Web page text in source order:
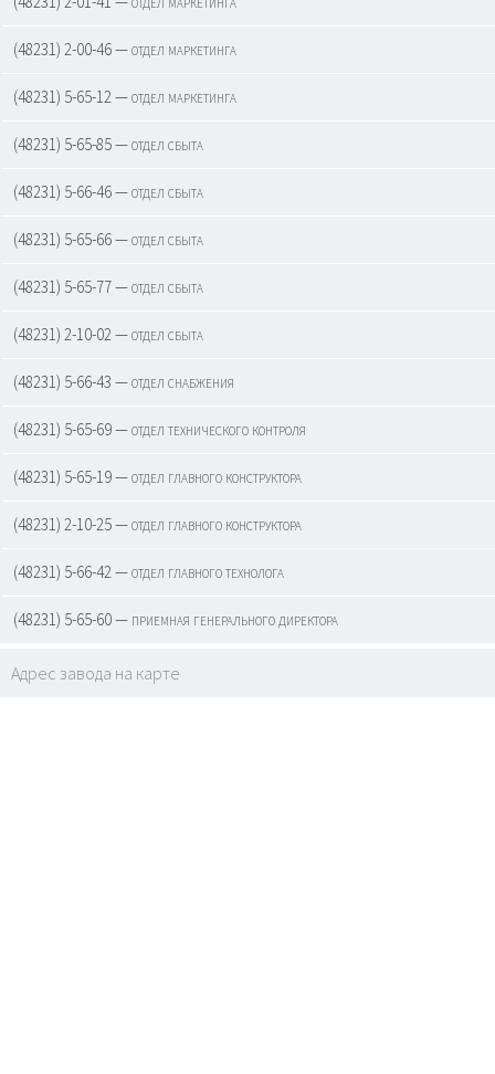
(48231) 2-00-46 — отдел маркетинга
(48231) 5-65-12 — отдел маркетинга
(48231) 5-65-85 — отдел сбыта
(48231) 5-66-46 — отдел сбыта
(48231) 5-65-66 — отдел сбыта
(48231) 5-65-77 — отдел сбыта
(48231) 2-10-02 — отдел сбыта
(48231) 5-66-43 — отдел снабжения
(48231) 5-65-69 — отдел технического контроля
(48231) 5-65-19 — отдел главного конструктора
(48231) 2-10-25 — отдел главного конструктора
(48231) 5-66-42 — отдел главного технолога
(48231) 5-65-60 — приемная генерального директора
Адрес завода на карте